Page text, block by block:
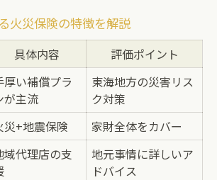
火災保険の特徴を解説
具体内容
評価ポイント
厚い補償プラ
が主流
東海地方の災害リス
ク対策
災+地震保険
家財全体をカバー
域代理店の支
地元事情に詳しいア
ドバイス